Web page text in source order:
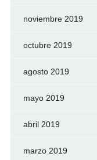
noviembre 2019
octubre 2019
agosto 2019
mayo 2019
abril 2019
marzo 2019